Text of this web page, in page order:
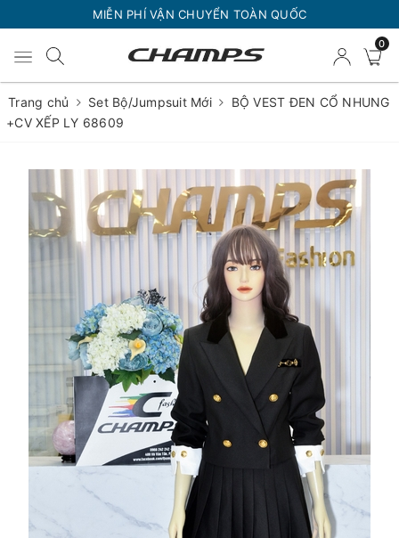
MIỄN PHÍ VẬN CHUYỂN TOÀN QUỐC
0
Trang chủ Set Bộ/Jumpsuit Mới
BỘ VEST ĐEN CỔ NHUNG
+CV XẾP LY 68609